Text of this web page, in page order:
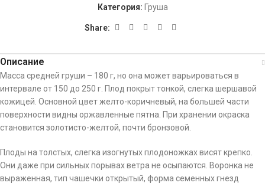
Категория: Груша
Share:
Описание
Масса средней груши – 180 г, но она может варьироваться в
интервале от 150 до 250 г. Плод покрыт тонкой, слегка шершавой
кожицей. Основной цвет желто-коричневый, на большей части
поверхности видны оржавленные пятна. При хранении окраска
становится золотисто-желтой, почти бронзовой.
Плоды на толстых, слегка изогнутых плодоножках висят крепко.
Они даже при сильных порывах ветра не осыпаются. Воронка не
выраженная, тип чашечки открытый, форма семенных гнезд